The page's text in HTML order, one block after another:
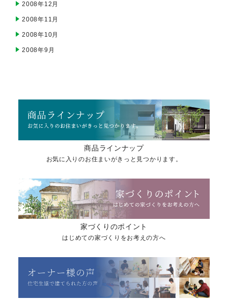
2008年12月
2008年11月
2008年10月
2008年9月
商品ラインナップ
お気に入りのお住まいがきっと見つかります。
家づくりのポイント
はじめての家づくりをお考えの方へ